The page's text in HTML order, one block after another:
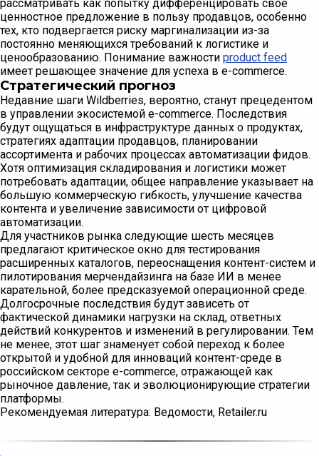
рассматривать как попытку дифференцировать свое
ценностное предложение в пользу продавцов, особенно
тех, кто подвергается риску маргинализации из-за
постоянно меняющихся требований к логистике и
ценообразованию. Понимание важности product feed
имеет решающее значение для успеха в e-commerce.
Стратегический прогноз
Недавние шаги Wildberries, вероятно, станут прецедентом
в управлении экосистемой e-commerce. Последствия
будут ощущаться в инфраструктуре данных о продуктах,
стратегиях адаптации продавцов, планировании
ассортимента и рабочих процессах автоматизации фидов.
Хотя оптимизация складирования и логистики может
потребовать адаптации, общее направление указывает на
большую коммерческую гибкость, улучшение качества
контента и увеличение зависимости от цифровой
автоматизации.
Для участников рынка следующие шесть месяцев
предлагают критическое окно для тестирования
расширенных каталогов, переоснащения контент-систем и
пилотирования мерчендайзинга на базе ИИ в менее
карательной, более предсказуемой операционной среде.
Долгосрочные последствия будут зависеть от
фактической динамики нагрузки на склад, ответных
действий конкурентов и изменений в регулировании. Тем
не менее, этот шаг знаменует собой переход к более
открытой и удобной для инноваций контент-среде в
российском секторе e-commerce, отражающей как
рыночное давление, так и эволюционирующие стратегии
платформы.
Рекомендуемая литература: Ведомости, Retailer.ru